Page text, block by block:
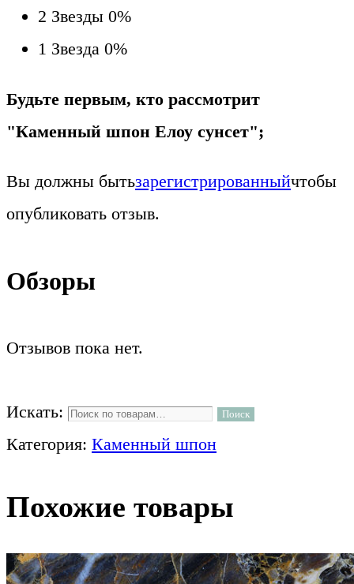
2 Звезды 0%
1 Звезда 0%
Будьте первым, кто рассмотрит
"Каменный шпон Елоу сунсет";
Вы должны бытьзарегистрированныйчтобы
опубликовать отзыв.
Обзоры
Отзывов пока нет.
Искать: Поиск
Категория: Каменный шпон
Похожие товары